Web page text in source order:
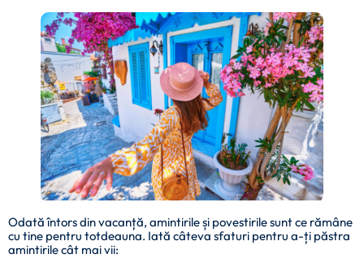
Odată întors din vacanță, amintirile și povestirile sunt ce rămâne
cu tine pentru totdeauna. Iată câteva sfaturi pentru a-ți păstra
amintirile cât mai vii: